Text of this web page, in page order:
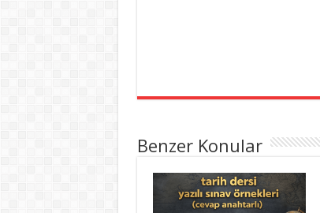
Benzer Konular